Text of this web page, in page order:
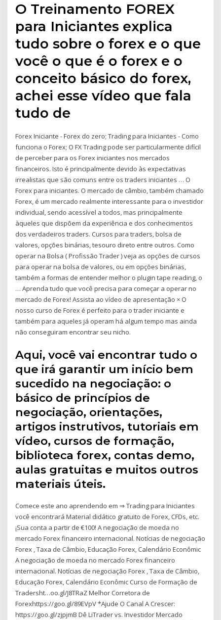
O Treinamento FOREX
para Iniciantes explica
tudo sobre o forex e o que
você o que é o forex e o
conceito básico do forex,
achei esse vídeo que fala
tudo de
Forex Iniciante - Forex do zero; Trading para Iniciantes - Como
funciona o Forex; O FX Trading pode ser particularmente difícil
de perceber para os Forex iniciantes nos mercados
financeiros. Isto é principalmente devido às expectativas
irrealistas que são comuns entre os traders iniciantes … O
Forex para iniciantes. O mercado de câmbio, também chamado
Forex, é um mercado realmente interessante para o investidor
individual, sendo acessível a todos, mas principalmente
àqueles que dispõem da experiência e dos conhecimentos
dos verdadeiros traders. Cursos para traders, bolsa de
valores, opções binárias, tesouro direto entre outros. Como
operar na Bolsa ( Profissão Trader ) veja as opções de cursos
para operar na bolsa de valores, ou em opções binárias,
também a formas de entender melhor o plugin tape reading, o
… Aprenda tudo que você precisa para começar a operar no
mercado de Forex! Assista ao vídeo de apresentação × O
nosso curso de Forex é perfeito para o trader iniciante e
também para aqueles já operam há algum tempo mas ainda
não conseguiram encontrar seu nicho.
Aqui, você vai encontrar tudo o
que irá garantir um início bem
sucedido na negociação: o
básico de princípios de
negociação, orientações,
artigos instrutivos, tutoriais em
vídeo, cursos de formação,
biblioteca forex, contas demo,
aulas gratuitas e muitos outros
materiais úteis.
Comece este ano aprendendo em ⇒ Trading para Iniciantes
você encontrará Material didático gratuito de Forex, CFDs, etc.
¡Sua conta a partir de €100! A negociação de moeda no
mercado Forex financeiro internacional. Notícias de negociação
Forex , Taxa de Câmbio, Educação Forex, Calendário Econômic
A negociação de moeda no mercado Forex financeiro
internacional. Notícias de negociação Forex , Taxa de Câmbio,
Educação Forex, Calendário Econômic Curso de Formação de
Tradersht…oo.gl/J8TRaZ Melhor Corretora de
Forexhttps://goo.gl/89EVpV *Ajude O Canal A Crescer:
https://goo.gl/zjpjmB Dê LiTrader vs. Investidor Mercado